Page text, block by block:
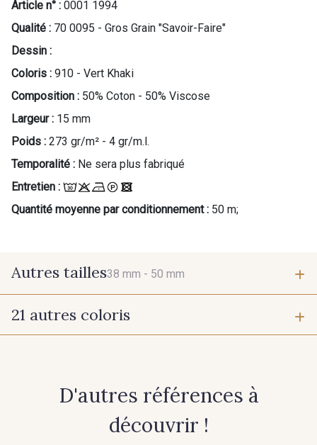
Article n° : 0001 1994
Qualité : 70 0095 - Gros Grain "Savoir-Faire"
Dessin :
Coloris : 910 - Vert Khaki
Composition : 50% Coton - 50% Viscose
Largeur : 15 mm
Poids : 273 gr/m² - 4 gr/m.l.
Temporalité : Ne sera plus fabriqué
Entretien :
Quantité moyenne par conditionnement : 50 m;
Autres tailles38 mm - 50 mm
38 mm
21 autres coloris
D'autres références à
découvrir !